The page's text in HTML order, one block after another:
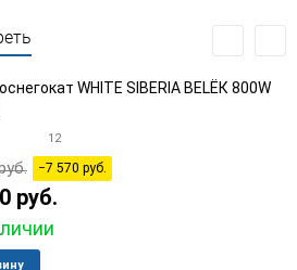
WHITE SIBERIA BELЁК 800W
12
−7 570 руб.
руб.